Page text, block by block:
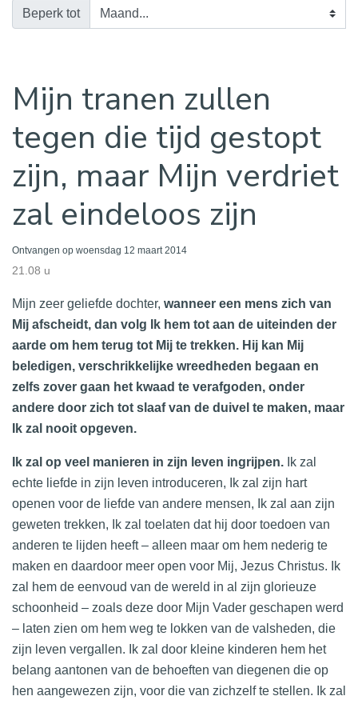
Beperk tot
Mijn tranen zullen
tegen die tijd gestopt
zijn, maar Mijn verdriet
zal eindeloos zijn
Ontvangen op woensdag 12 maart 2014
21.08 u
Mijn zeer geliefde dochter, wanneer een mens zich van
Mij afscheidt, dan volg Ik hem tot aan de uiteinden der
aarde om hem terug tot Mij te trekken. Hij kan Mij
beledigen, verschrikkelijke wreedheden begaan en
zelfs zover gaan het kwaad te verafgoden, onder
andere door zich tot slaaf van de duivel te maken, maar
Ik zal nooit opgeven.
Ik zal op veel manieren in zijn leven ingrijpen. Ik zal
echte liefde in zijn leven introduceren, Ik zal zijn hart
openen voor de liefde van andere mensen, Ik zal aan zijn
geweten trekken, Ik zal toelaten dat hij door toedoen van
anderen te lijden heeft – alleen maar om hem nederig te
maken en daardoor meer open voor Mij, Jezus Christus. Ik
zal hem de eenvoud van de wereld in al zijn glorieuze
schoonheid – zoals deze door Mijn Vader geschapen werd
– laten zien om hem weg te lokken van de valsheden, die
zijn leven vergallen. Ik zal door kleine kinderen hem het
belang aantonen van de behoeften van diegenen die op
hen aangewezen zijn, voor die van zichzelf te stellen. Ik zal